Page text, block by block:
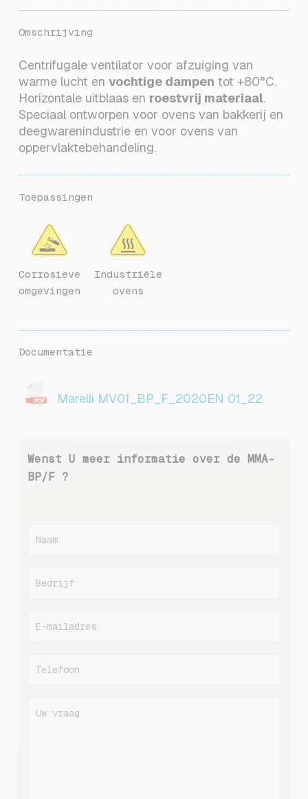
Omschrijving
Centrifugale ventilator voor afzuiging van
warme lucht en vochtige dampen tot +80°C.
Horizontale uitblaas en roestvrij materiaal.
Speciaal ontworpen voor ovens van bakkerij en
deegwarenindustrie en voor ovens van
oppervlaktebehandeling.
Toepassingen
Corrosieve
omgevingen
Industriële
ovens
Documentatie
Marelli MV01_BP_F_2020EN 01_22
Wenst U meer informatie over de MMA-
BP/F ?